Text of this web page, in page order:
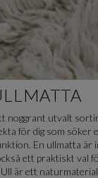
noggrant utvalt
för dig som söker
En ullmatta är
ett praktiskt val
är ett